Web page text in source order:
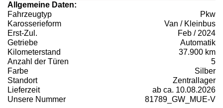
Allgemeine Daten:
Fahrzeugtyp
Pkw
Karosserieform
Van / Kleinbus
Erst-Zul.
Feb / 2024
Getriebe
Automatik
Kilometerstand
37.900 km
Anzahl der Türen
5
Farbe
Silber
Standort
Zentrallager
Lieferzeit
ab ca. 10.08.2026
Unsere Nummer
81789_GW_MUE-V